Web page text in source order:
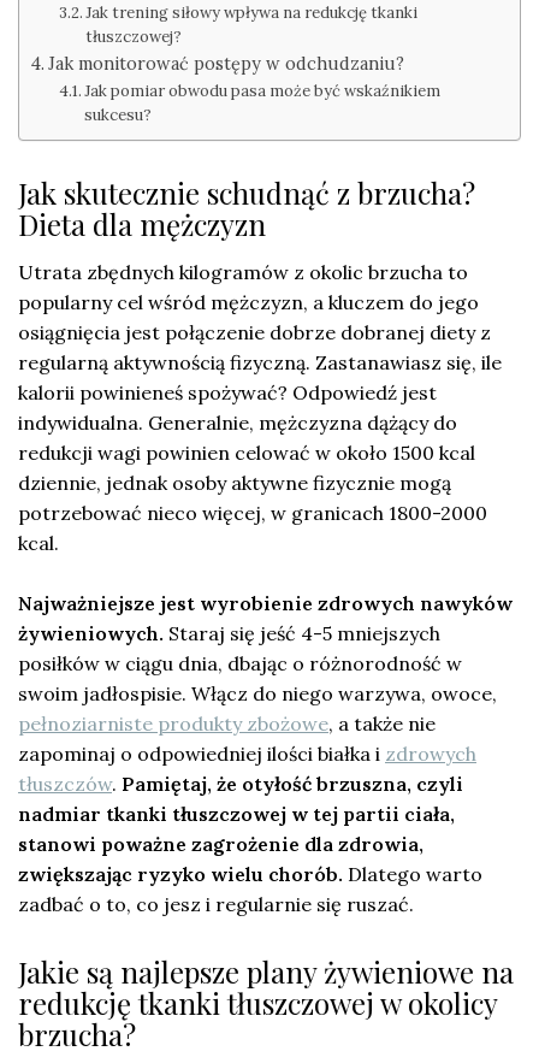
Jak trening siłowy wpływa na redukcję tkanki
tłuszczowej?
Jak monitorować postępy w odchudzaniu?
Jak pomiar obwodu pasa może być wskaźnikiem
sukcesu?
Jak skutecznie schudnąć z brzucha?
Dieta dla mężczyzn
Utrata zbędnych kilogramów z okolic brzucha to
popularny cel wśród mężczyzn, a kluczem do jego
osiągnięcia jest połączenie dobrze dobranej diety z
regularną aktywnością fizyczną. Zastanawiasz się, ile
kalorii powinieneś spożywać? Odpowiedź jest
indywidualna. Generalnie, mężczyzna dążący do
redukcji wagi powinien celować w około 1500 kcal
dziennie, jednak osoby aktywne fizycznie mogą
potrzebować nieco więcej, w granicach 1800-2000
kcal.
Najważniejsze jest wyrobienie zdrowych nawyków
żywieniowych. Staraj się jeść 4-5 mniejszych
posiłków w ciągu dnia, dbając o różnorodność w
swoim jadłospisie. Włącz do niego warzywa, owoce,
pełnoziarniste produkty zbożowe, a także nie
zapominaj o odpowiedniej ilości białka i zdrowych
tłuszczów. Pamiętaj, że otyłość brzuszna, czyli
nadmiar tkanki tłuszczowej w tej partii ciała,
stanowi poważne zagrożenie dla zdrowia,
zwiększając ryzyko wielu chorób. Dlatego warto
zadbać o to, co jesz i regularnie się ruszać.
Jakie są najlepsze plany żywieniowe na
redukcję tkanki tłuszczowej w okolicy
brzucha?